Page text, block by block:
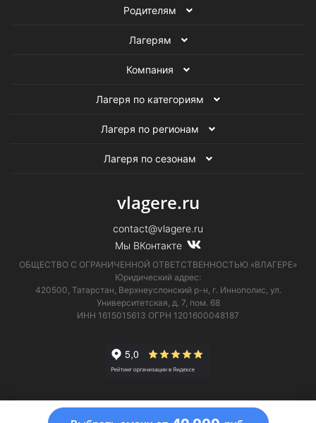
Родителям
Лагерям
Компания
Лагеря по категориям
Лагеря по регионам
Лагеря по сезонам
vlagere.ru
contact@vlagere.ru
Мы ВКонтакте
ОБЩЕСТВО С ОГРАНИЧЕННОЙ ОТВЕТСТВЕННОСТЬЮ «ВЛАГЕРЕ»
Юридический адрес:
420500, Татарстан, Верхнеуслонский р-н, г. Иннополис, ул.
Университетская, д. 7, пом. 68
ИНН 1615015613 ОГРН 1201600048187
Информация на сайте не является публичной офертой.